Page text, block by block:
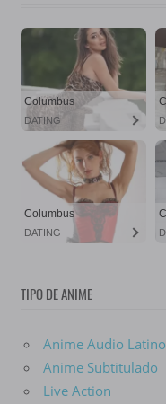
TIPO DE ANIME
Anime Audio Latino
Anime Subtitulado
Live Action